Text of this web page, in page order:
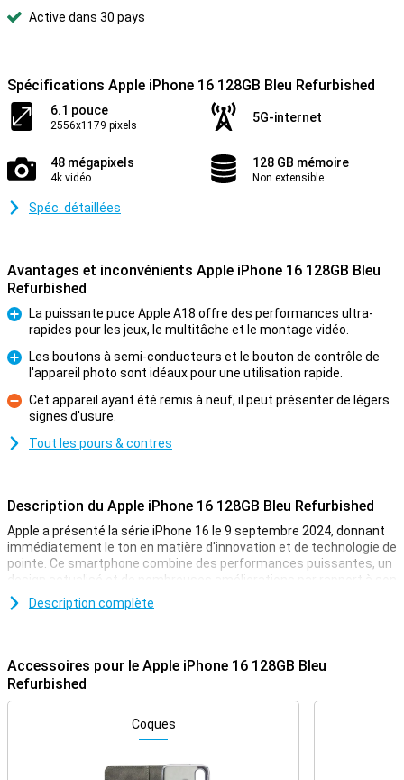
Active dans 30 pays
Spécifications Apple iPhone 16 128GB Bleu Refurbished
6.1 pouce
2556x1179 pixels
5G-internet
48 mégapixels
4k vidéo
128 GB mémoire
Non extensible
Spéc. détaillées
Avantages et inconvénients Apple iPhone 16 128GB Bleu
Refurbished
Pour
La puissante puce Apple A18 offre des performances ultra-
rapides pour les jeux, le multitâche et le montage vidéo.
Pour
Les boutons à semi-conducteurs et le bouton de contrôle de
l'appareil photo sont idéaux pour une utilisation rapide.
Contre
Cet appareil ayant été remis à neuf, il peut présenter de légers
signes d'usure.
Tout les pours & contres
Description du Apple iPhone 16 128GB Bleu Refurbished
Apple a présenté la série iPhone 16 le 9 septembre 2024, donnant
immédiatement le ton en matière d'innovation et de technologie de
pointe. Ce smartphone combine des performances puissantes, un
design actualisé et de nombreuses améliorations par rapport à son
prédécesseur. Que vous soyez amateur de photographie, de jeux
ou simplement à la recherche d'un smartphone fiable pour une
Remis à neuf
Veuillez noter que cet appareil est remis à neuf, ce qui signifie qu'il
a déjà été utilisé une fois. Il a ensuite été entièrement examiné et
remis à neuf et préparé pour une seconde vie ! Vous pouvez donc
Cependant, ce téléphone peut présenter de légers signes
Description complète
Accessoires pour le Apple iPhone 16 128GB Bleu
Refurbished
Coques